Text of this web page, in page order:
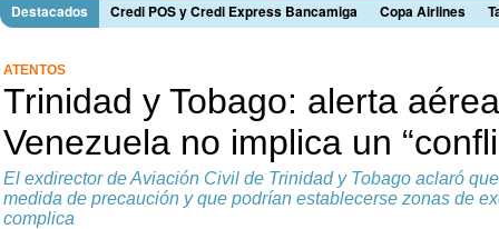
Destacados Credi POS y Credi Express Bancamiga Copa Airlines
ATENTOS
Trinidad y Tobago: alerta
Venezuela no implica un
El exdirector de Aviación Civil de Trinidad y Tobago aclaró
medida de precaución y que podrían establecerse zonas de
complica